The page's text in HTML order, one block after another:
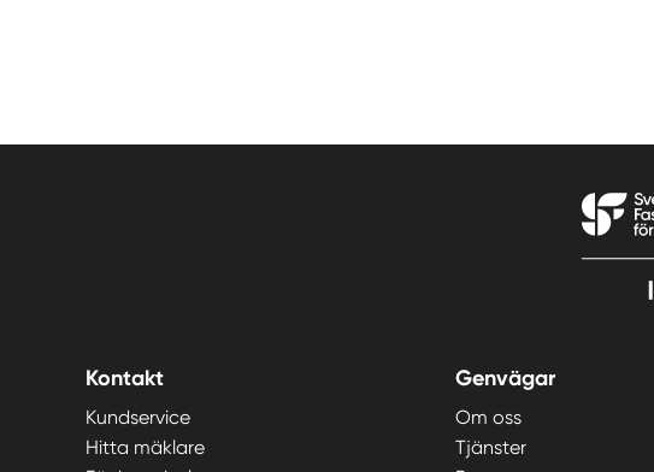
Kontakt
Kundservice
Hitta mäklare
Genvägar
Om oss
Tjänster